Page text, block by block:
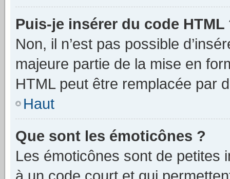
Puis-je insérer du code HTML
Non, il n’est pas possible
majeure partie de la mise en
HTML peut être remplacée par
Haut
Que sont les émoticônes ?
Les émoticônes sont de petites